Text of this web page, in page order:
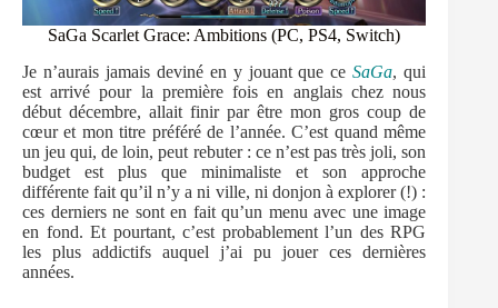
SaGa Scarlet Grace: Ambitions (PC, PS4, Switch)
Je n’aurais jamais deviné en y jouant que ceSaGa, qui
est arrivé pour la première fois en anglais chez nous
début décembre, allait finir par être mon gros coup de
cœur et mon titre préféré de l’année. C’est quand même
un jeu qui, de loin, peut rebuter : ce n’est pas très joli, son
budget est plus que minimaliste et son approche
différente fait qu’il n’y a ni ville, ni donjon à explorer (!) :
ces derniers ne sont en fait qu’un menu avec une image
en fond. Et pourtant, c’est probablement l’un des RPG
les plus addictifs auquel j’ai pu jouer ces dernières
années.